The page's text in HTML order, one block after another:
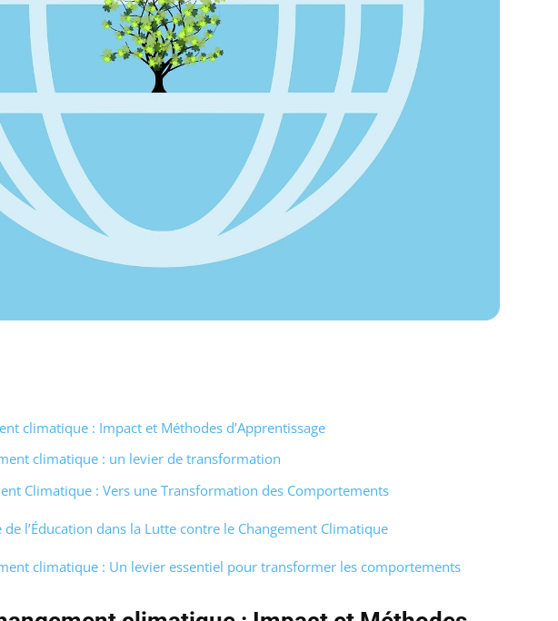
climatique : Impact et Méthodes d’Apprentissage
climatique : un levier de transformation
Climatique : Vers une Transformation des Comportements
l’Éducation dans la Lutte contre le Changement Climatique
climatique : Un levier essentiel pour transformer les comportements